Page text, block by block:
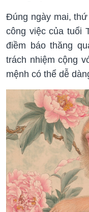
Đúng ngày mai,
công việc của tuổi
điềm báo thăng
trách nhiệm cộng
mệnh có thể dễ